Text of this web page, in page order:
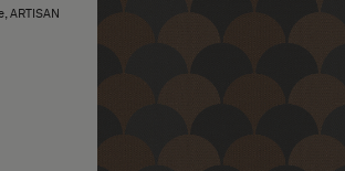
alkuperäinen Graphic-mallisto sekä
ARTISAN